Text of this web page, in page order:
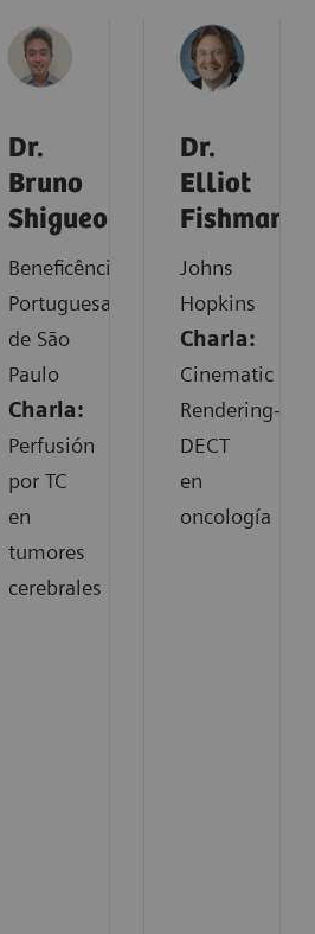
Dr.
Bruno
Shigueo
Beneficência
Portuguesa
de São
Paulo
Charla:
Perfusión
por TC
en
tumores
cerebrales
Dr.
Elliot
Fishman
Johns
Hopkins
Charla:
Cinematic
Rendering-
DECT
en
oncología